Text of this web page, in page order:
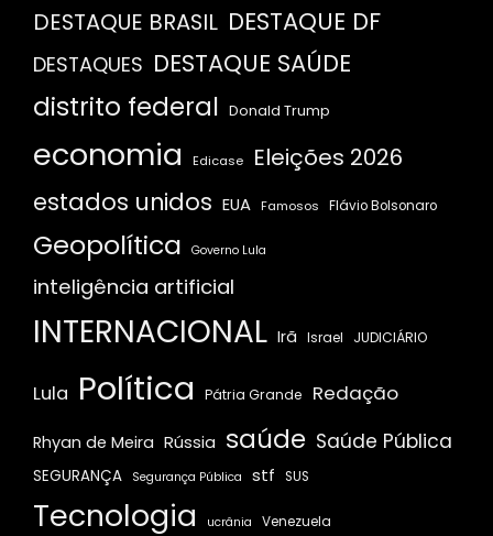
DESTAQUE BRASIL DESTAQUE DF
DESTAQUES DESTAQUE SAÚDE
distrito federal Donald Trump
economia Edicase Eleições 2026
estados unidos EUA Famosos Flávio Bolsonaro
Geopolítica Governo Lula
inteligência artificial
INTERNACIONAL Irã Israel JUDICIÁRIO
Lula Política Pátria Grande Redação
Rhyan de Meira Rússia saúde Saúde Pública
SEGURANÇA Segurança Pública stf SUS
Tecnologia ucrânia Venezuela